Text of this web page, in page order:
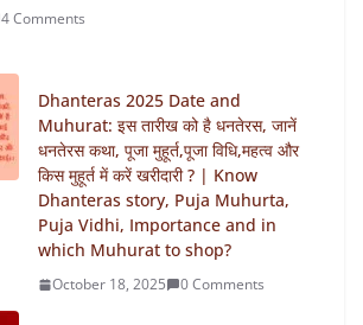
4 Comments
Dhanteras 2025 Date and
Muhurat: इस तारीख को है धनतेरस, जानें
धनतेरस कथा, पूजा मुहूर्त,पूजा विधि,महत्व और
किस मुहूर्त में करें खरीदारी ? | Know
Dhanteras story, Puja Muhurta,
Puja Vidhi, Importance and in
which Muhurat to shop?
October 18, 2025 0 Comments